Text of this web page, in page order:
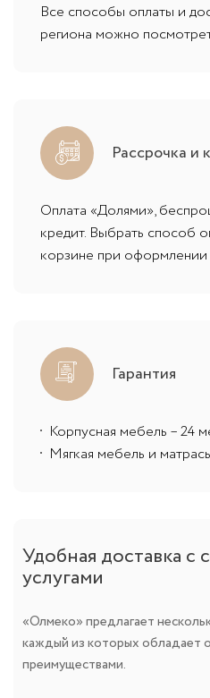
Все способы оплаты и
региона можно
Рассрочка и
Оплата «Долями»,
кредит. Выбрать способ
корзине при оформлении
Гарантия
Корпусная мебель – 24
Мягкая мебель и
Удобная доставка
услугами
«Олмеко» предлагает
каждый из которых обладает
преимуществами.